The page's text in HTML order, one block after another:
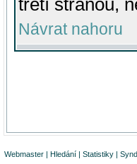
třetí stranou,
Návrat nahoru
Webmaster | Hledání | Statistiky |